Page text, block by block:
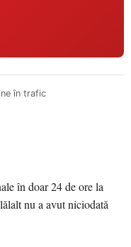
în trafic